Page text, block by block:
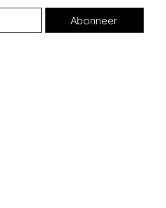
Abonneer